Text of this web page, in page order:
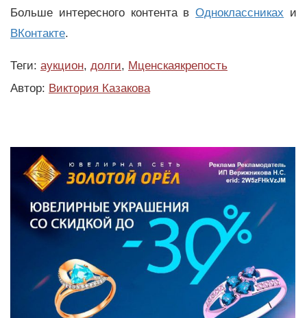
Больше интересного контента вОдноклассниках и
ВКонтакте.
Теги: аукцион, долги, Мценскаякрепость
Автор: Виктория Казакова